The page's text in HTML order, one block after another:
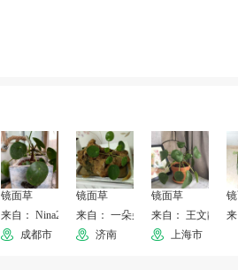
镜面草
来自： Nina228106
成都市
镜面草
来自： 一朵朵
济南
镜面草
来自： 王文静
上海市